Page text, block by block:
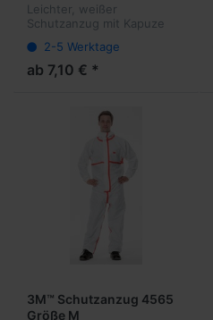
Leichter, weißer
Schutzanzug mit Kapuze
2-5 Werktage
ab 7,10 € *
3M™ Schutzanzug 4565
Größe M